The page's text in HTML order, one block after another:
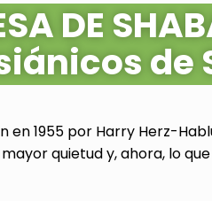
DE
de
en 1955 por Harry Herz-
quietud y, ahora, lo